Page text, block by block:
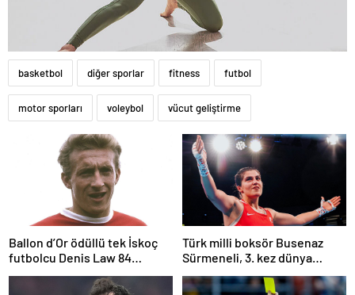
basketbol diğer sporlar fitness futbol
motor sporları voleybol vücut geliştirme
Ballon d’Or ödüllü tek İskoç
futbolcu Denis Law 84
yaşında öldü
Türk milli boksör Busenaz
Sürmeneli, 3. kez dünya
şampiyonu oldu